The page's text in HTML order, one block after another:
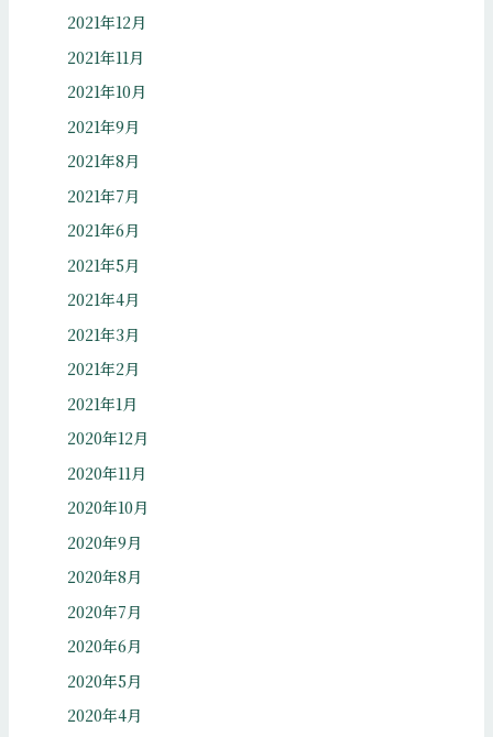
2021年12月
2021年11月
2021年10月
2021年9月
2021年8月
2021年7月
2021年6月
2021年5月
2021年4月
2021年3月
2021年2月
2021年1月
2020年12月
2020年11月
2020年10月
2020年9月
2020年8月
2020年7月
2020年6月
2020年5月
2020年4月